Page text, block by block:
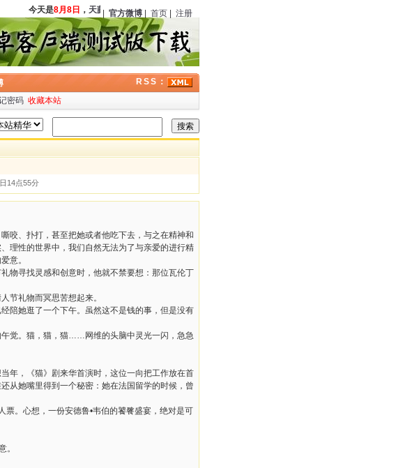
今天是8月8日 ， 天藤真 （日本）诞辰111 周年；
官方微博 首页 注册
RSS：
密码 收藏本站
14点55分
咬、扑打，甚至把她或者他吃下去，与之在精神和
理性的世界中，我们自然无法为了与亲爱的进行精
意。
物寻找灵感和创意时，他就不禁要想：那位瓦伦丁
节礼物而冥思苦想起来。
陪她逛了一个下午。虽然这不是钱的事，但是没有
午觉。猫，猫，猫……网维的头脑中灵光一闪，急急
年，《猫》剧来华首演时，这位一向把工作放在首
从她嘴里得到一个秘密：她在法国留学的时候，曾
。心想，一份安德鲁•韦伯的饕餮盛宴，绝对是可
。